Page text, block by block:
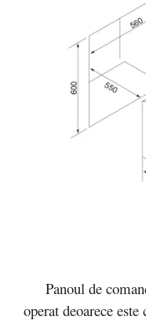
Panoul de
operat deoarece